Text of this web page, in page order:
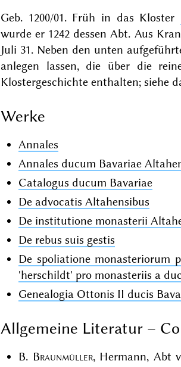
Geb. 1200/01. Früh in das Kloster
wurde er 1242 dessen Abt. Aus
Juli 31. Neben den unten
anlegen lassen, die über die
Klostergeschichte enthalten; siehe
Werke
Annales
Annales ducum Bavariae
Catalogus ducum Bavariae
De advocatis Altahensibus
De institutione monasterii
De rebus suis gestis
De spoliatione monasteriorum
'herschildt' pro monasteriis a
Genealogia Ottonis II ducis
Allgemeine Literatur –
B. Braunmüller, Hermann, Abt